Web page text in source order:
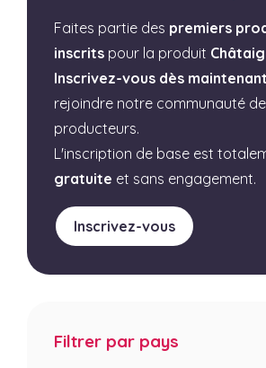
Faites partie des premiers
inscrits pour la produit
Inscrivez-vous dès maintenant
rejoindre notre communauté de
producteurs.
L'inscription de base est
gratuite et sans engagement.
Inscrivez-vous
Filtrer par pays